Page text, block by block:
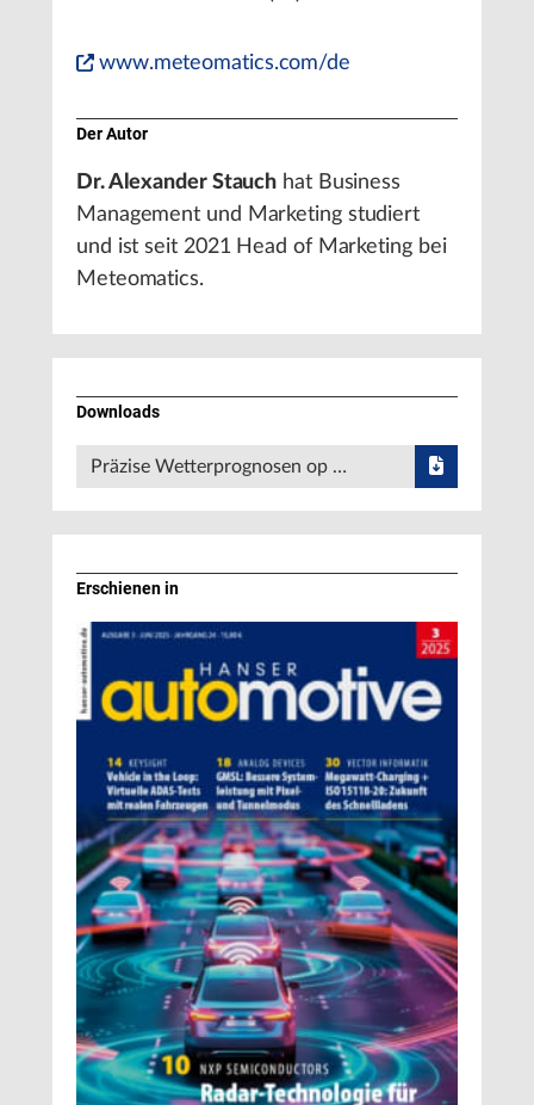
www.meteomatics.com/de
Der Autor
Dr. Alexander Stauch hat Business
Management und Marketing studiert
und ist seit 2021 Head of Marketing bei
Meteomatics.
Downloads
Präzise Wetterprognosen op …
Erschienen in